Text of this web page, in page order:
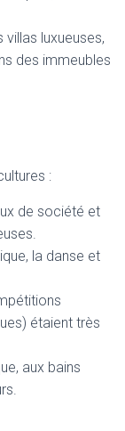
villas luxueuses,
des immeubles
:
de société et
la danse et
étaient très
aux bains